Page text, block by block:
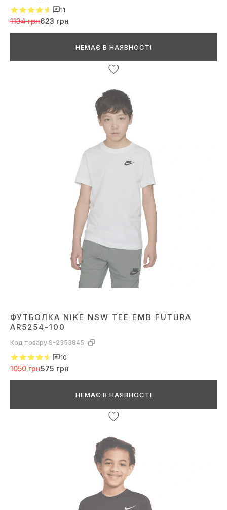
11
1134 грн623 грн
НЕМАЄ В НАЯВНОСТІ
ФУТБОЛКА NIKE NSW TEE EMB FUTURA
AR5254-100
Код товару:S-2353845
10
1050 грн575 грн
НЕМАЄ В НАЯВНОСТІ